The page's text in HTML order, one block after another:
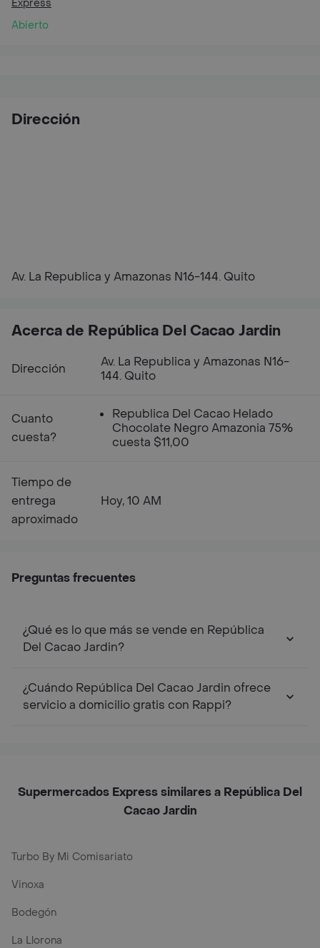
Express
Abierto
Dirección
Av. La Republica y Amazonas N16-144. Quito
Acerca de República Del Cacao Jardin
Dirección
Av. La Republica y Amazonas N16-
144. Quito
Cuanto
cuesta?
Republica Del Cacao Helado
Chocolate Negro Amazonia 75%
cuesta $11,00
Tiempo de
entrega
aproximado
Hoy, 10 AM
Preguntas frecuentes
¿Qué es lo que más se vende en República
Del Cacao Jardin?
¿Cuándo República Del Cacao Jardin ofrece
servicio a domicilio gratis con Rappi?
Supermercados Express similares a República Del
Cacao Jardin
Turbo By Mi Comisariato
Vinoxa
Bodegón
La Llorona